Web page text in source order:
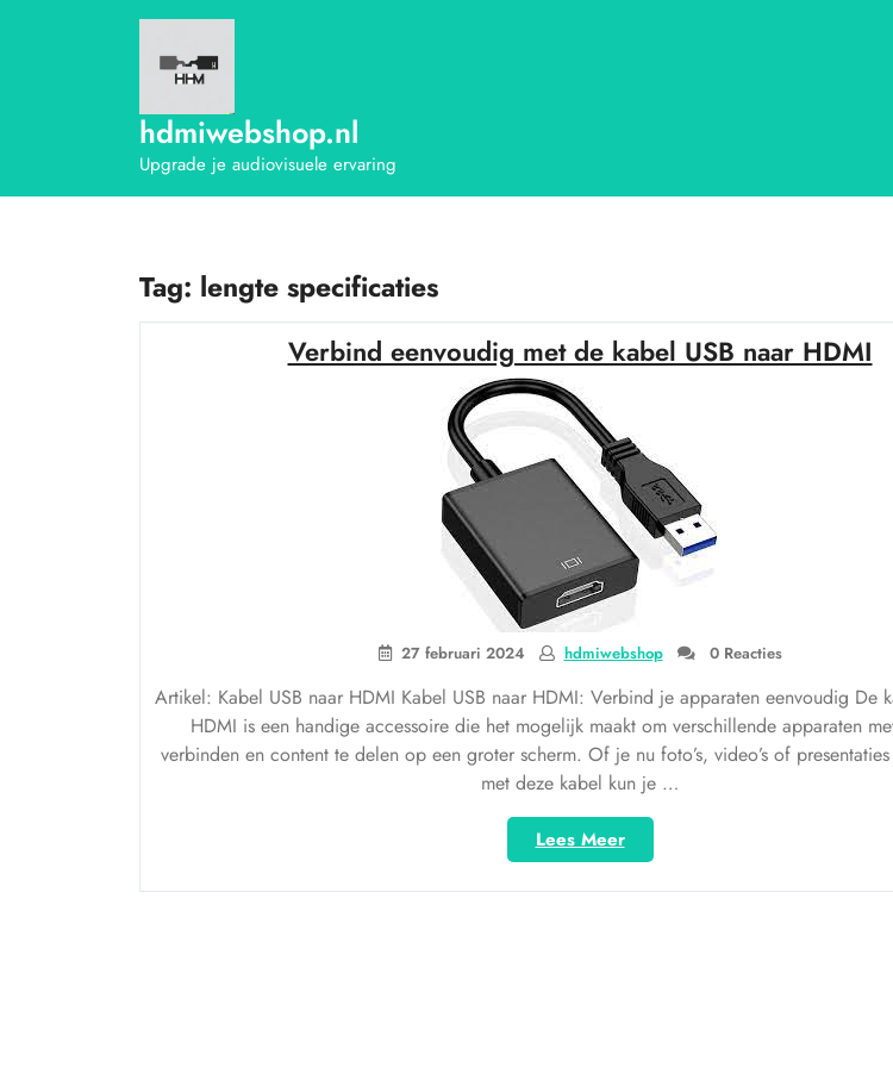
hdmiwebshop.nl
Upgrade je audiovisuele ervaring
Tag: lengte specificaties
Verbind eenvoudig met de kabel USB naar HDMI
27 februari 2024 hdmiwebshop 0 Reacties
Artikel: Kabel USB naar HDMI Kabel USB naar HDMI: Verbind je apparaten eenvoudig De
HDMI is een handige accessoire die het mogelijk maakt om verschillende apparaten
verbinden en content te delen op een groter scherm. Of je nu foto’s, video’s of
met deze kabel kun je …
Lees Meer“Verbind
eenvoudig
met